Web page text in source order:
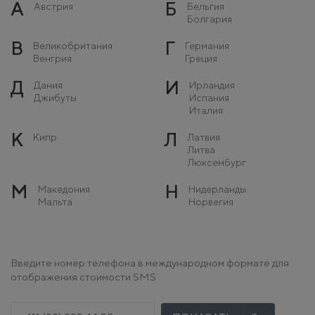
А Австрия Б
Бельгия
Болгария
В
Великобритания
Венгрия
Г
Германия
Греция
Д
Дания
Джибуты
И
Ирландия
Испания
Италия
К Кипр Л
Латвия
Литва
Люксембург
М
Македония
Мальта
Н
Нидерланды
Норвегия
О П
Португалия
Словакия
Введите номер телефона в международном формате для
отображения стоимости SMS